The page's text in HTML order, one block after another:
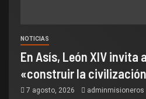
NOTICIAS
En Asís, León XIV invita
«construir la
7 agosto, 2026 adminmisioneros